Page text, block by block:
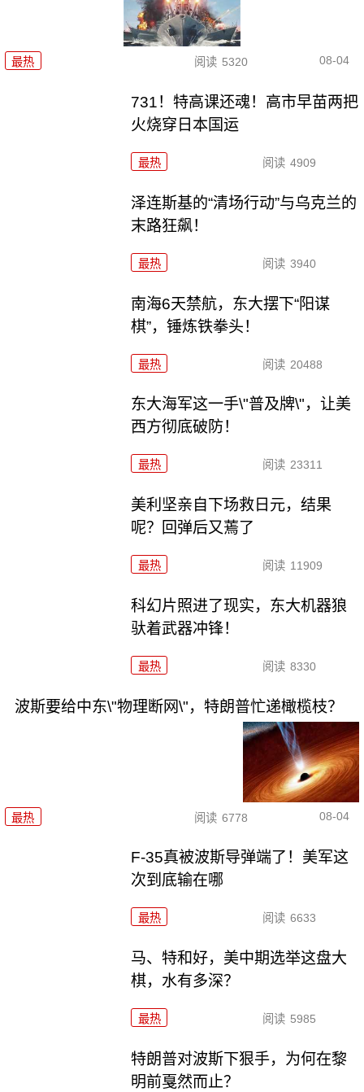
最热 阅读 5320 08-04
731！特高课还魂！高市早苗两把
火烧穿日本国运
最热 阅读 4909
泽连斯基的“清场行动”与乌克兰的
末路狂飙！
最热 阅读 3940
南海6天禁航，东大摆下“阳谋
棋”，锤炼铁拳头！
最热 阅读 20488
东大海军这一手\"普及牌\"，让美
西方彻底破防！
最热 阅读 23311
美利坚亲自下场救日元，结果
呢？回弹后又蔫了
最热 阅读 11909
科幻片照进了现实，东大机器狼
驮着武器冲锋！
最热 阅读 8330
波斯要给中东\"物理断网\"，特朗普忙递橄榄枝？
最热 阅读 6778 08-04
F-35真被波斯导弹端了！美军这
次到底输在哪
最热 阅读 6633
马、特和好，美中期选举这盘大
棋，水有多深？
最热 阅读 5985
特朗普对波斯下狠手，为何在黎
明前戛然而止？